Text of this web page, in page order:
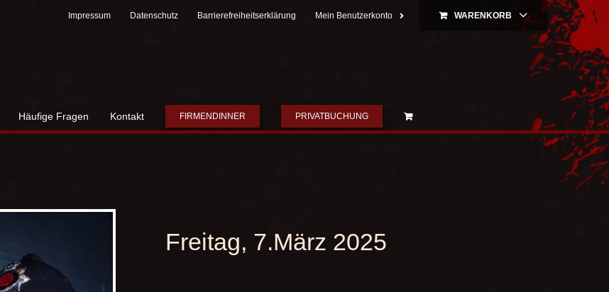
Impressum Datenschutz Barrierefreiheitserklärung Mein Benutzerkonto WARENKORB
Häufige Fragen Kontakt FIRMENDINNER PRIVATBUCHUNG
Freitag, 7.März 2025